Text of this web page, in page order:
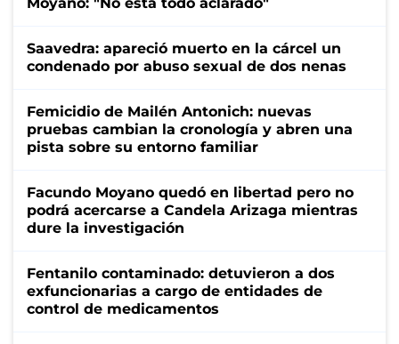
Saavedra: apareció muerto en la cárcel un
condenado por abuso sexual de dos nenas
Femicidio de Mailén Antonich: nuevas
pruebas cambian la cronología y abren una
pista sobre su entorno familiar
Facundo Moyano quedó en libertad pero no
podrá acercarse a Candela Arizaga mientras
dure la investigación
Fentanilo contaminado: detuvieron a dos
exfuncionarias a cargo de entidades de
control de medicamentos